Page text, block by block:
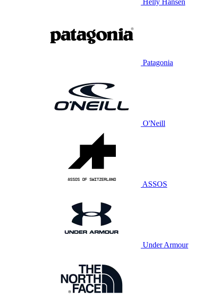
Helly Hansen
Patagonia
O'Neill
ASSOS
Under Armour